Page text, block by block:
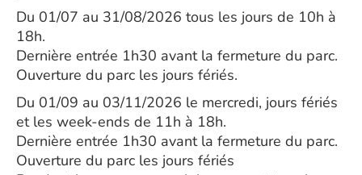
Du 01/07 au 31/08/2026 tous les jours de 10h à
18h.
Dernière entrée 1h30 avant la fermeture du parc.
Ouverture du parc les jours fériés.
Du 01/09 au 03/11/2026 le mercredi, jours fériés
et les week-ends de 11h à 18h.
Dernière entrée 1h30 avant la fermeture du parc.
Ouverture du parc les jours fériés